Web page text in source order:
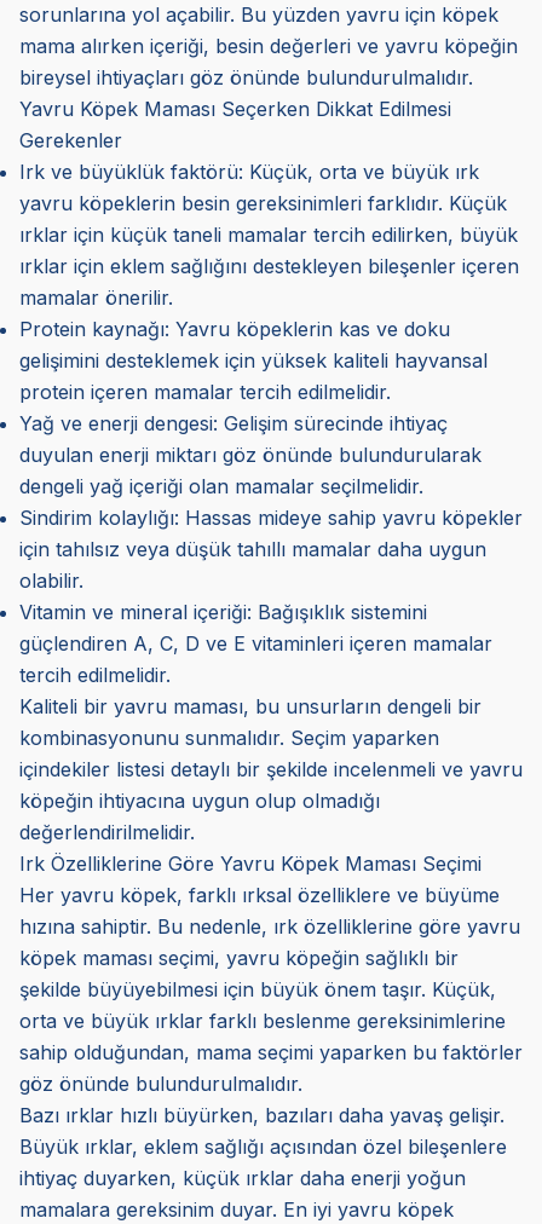
sorunlarına yol açabilir. Bu yüzden yavru için köpek
mama alırken içeriği, besin değerleri ve yavru köpeğin
bireysel ihtiyaçları göz önünde bulundurulmalıdır.
Yavru Köpek Maması Seçerken Dikkat Edilmesi
Gerekenler
Irk ve büyüklük faktörü: Küçük, orta ve büyük ırk
yavru köpeklerin besin gereksinimleri farklıdır. Küçük
ırklar için küçük taneli mamalar tercih edilirken, büyük
ırklar için eklem sağlığını destekleyen bileşenler içeren
mamalar önerilir.
Protein kaynağı: Yavru köpeklerin kas ve doku
gelişimini desteklemek için yüksek kaliteli hayvansal
protein içeren mamalar tercih edilmelidir.
Yağ ve enerji dengesi: Gelişim sürecinde ihtiyaç
duyulan enerji miktarı göz önünde bulundurularak
dengeli yağ içeriği olan mamalar seçilmelidir.
Sindirim kolaylığı: Hassas mideye sahip yavru köpekler
için tahılsız veya düşük tahıllı mamalar daha uygun
olabilir.
Vitamin ve mineral içeriği: Bağışıklık sistemini
güçlendiren A, C, D ve E vitaminleri içeren mamalar
tercih edilmelidir.
Kaliteli bir yavru maması, bu unsurların dengeli bir
kombinasyonunu sunmalıdır. Seçim yaparken
içindekiler listesi detaylı bir şekilde incelenmeli ve yavru
köpeğin ihtiyacına uygun olup olmadığı
değerlendirilmelidir.
Irk Özelliklerine Göre Yavru Köpek Maması Seçimi
Her yavru köpek, farklı ırksal özelliklere ve büyüme
hızına sahiptir. Bu nedenle, ırk özelliklerine göre yavru
köpek maması seçimi, yavru köpeğin sağlıklı bir
şekilde büyüyebilmesi için büyük önem taşır. Küçük,
orta ve büyük ırklar farklı beslenme gereksinimlerine
sahip olduğundan, mama seçimi yaparken bu faktörler
göz önünde bulundurulmalıdır.
Bazı ırklar hızlı büyürken, bazıları daha yavaş gelişir.
Büyük ırklar, eklem sağlığı açısından özel bileşenlere
ihtiyaç duyarken, küçük ırklar daha enerji yoğun
mamalara gereksinim duyar. En iyi yavru köpek